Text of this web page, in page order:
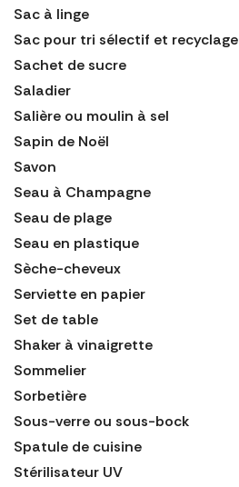
Sac à linge
Sac pour tri sélectif et recyclage
Sachet de sucre
Saladier
Salière ou moulin à sel
Sapin de Noël
Savon
Seau à Champagne
Seau de plage
Seau en plastique
Sèche-cheveux
Serviette en papier
Set de table
Shaker à vinaigrette
Sommelier
Sorbetière
Sous-verre ou sous-bock
Spatule de cuisine
Stérilisateur UV